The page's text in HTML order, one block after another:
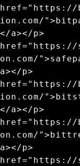
href="https://
a></p>
href="https://
p>
href="https://
a></p>
p>
href="https://